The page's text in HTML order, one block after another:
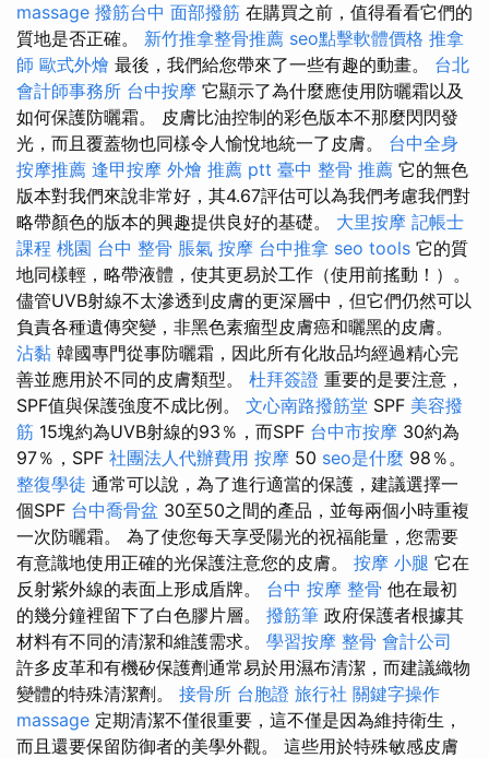
massage 撥筋台中 面部撥筋 在購買之前，值得看看它們的
質地是否正確。 新竹推拿整骨推薦 seo點擊軟體價格 推拿
師 歐式外燴 最後，我們給您帶來了一些有趣的動畫。 台北
會計師事務所 台中按摩 它顯示了為什麼應使用防曬霜以及
如何保護防曬霜。 皮膚比油控制的彩色版本不那麼閃閃發
光，而且覆蓋物也同樣令人愉悅地統一了皮膚。 台中全身
按摩推薦 逢甲按摩 外燴 推薦 ptt 臺中 整骨 推薦 它的無色
版本對我們來說非常好，其4.67評估可以為我們考慮我們對
略帶顏色的版本的興趣提供良好的基礎。 大里按摩 記帳士
課程 桃園 台中 整骨 脹氣 按摩 台中推拿 seo tools 它的質
地同樣輕，略帶液體，使其更易於工作（使用前搖動！）。
儘管UVB射線不太滲透到皮膚的更深層中，但它們仍然可以
負責各種遺傳突變，非黑色素瘤型皮膚癌和曬黑的皮膚。
沾黏 韓國專門從事防曬霜，因此所有化妝品均經過精心完
善並應用於不同的皮膚類型。 杜拜簽證 重要的是要注意，
SPF值與保護強度不成比例。 文心南路撥筋堂 SPF 美容撥
筋 15塊約為UVB射線的93％，而SPF 台中市按摩 30約為
97％，SPF 社團法人代辦費用 按摩 50 seo是什麼 98％。
整復學徒 通常可以說，為了進行適當的保護，建議選擇一
個SPF 台中喬骨盆 30至50之間的產品，並每兩個小時重複
一次防曬霜。 為了使您每天享受陽光的祝福能量，您需要
有意識地使用正確的光保護注意您的皮膚。 按摩 小腿 它在
反射紫外線的表面上形成盾牌。 台中 按摩 整骨 他在最初
的幾分鐘裡留下了白色膠片層。 撥筋筆 政府保護者根據其
材料有不同的清潔和維護需求。 學習按摩 整骨 會計公司
許多皮革和有機矽保護劑通常易於用濕布清潔，而建議織物
變體的特殊清潔劑。 接骨所 台胞證 旅行社 關鍵字操作
massage 定期清潔不僅很重要，這不僅是因為維持衛生，
而且還要保留防御者的美學外觀。 這些用於特殊敏感皮膚